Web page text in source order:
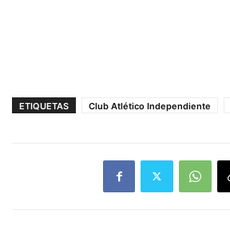
ETIQUETAS Club Atlético Independiente